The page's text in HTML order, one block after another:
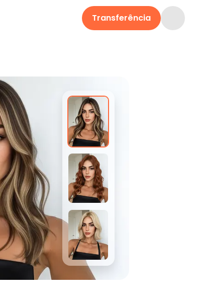
Transferência